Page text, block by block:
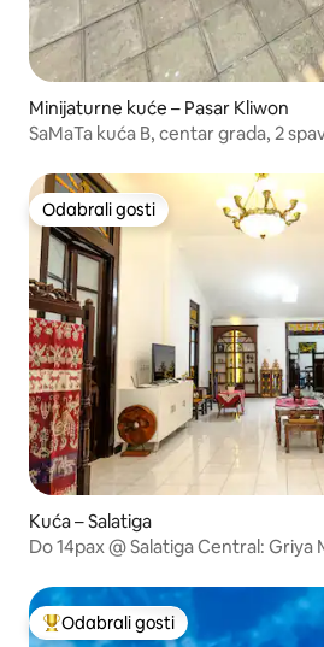
Minijaturne kuće – Pasar Kliwon
SaMaTa kuća B, centar grada, 2
Odabrali gosti
Odabrali gosti
Kuća – Salatiga
Do 14pax @ Salatiga Central: Griya
Među najviše rangiranima s
Odabrali gosti